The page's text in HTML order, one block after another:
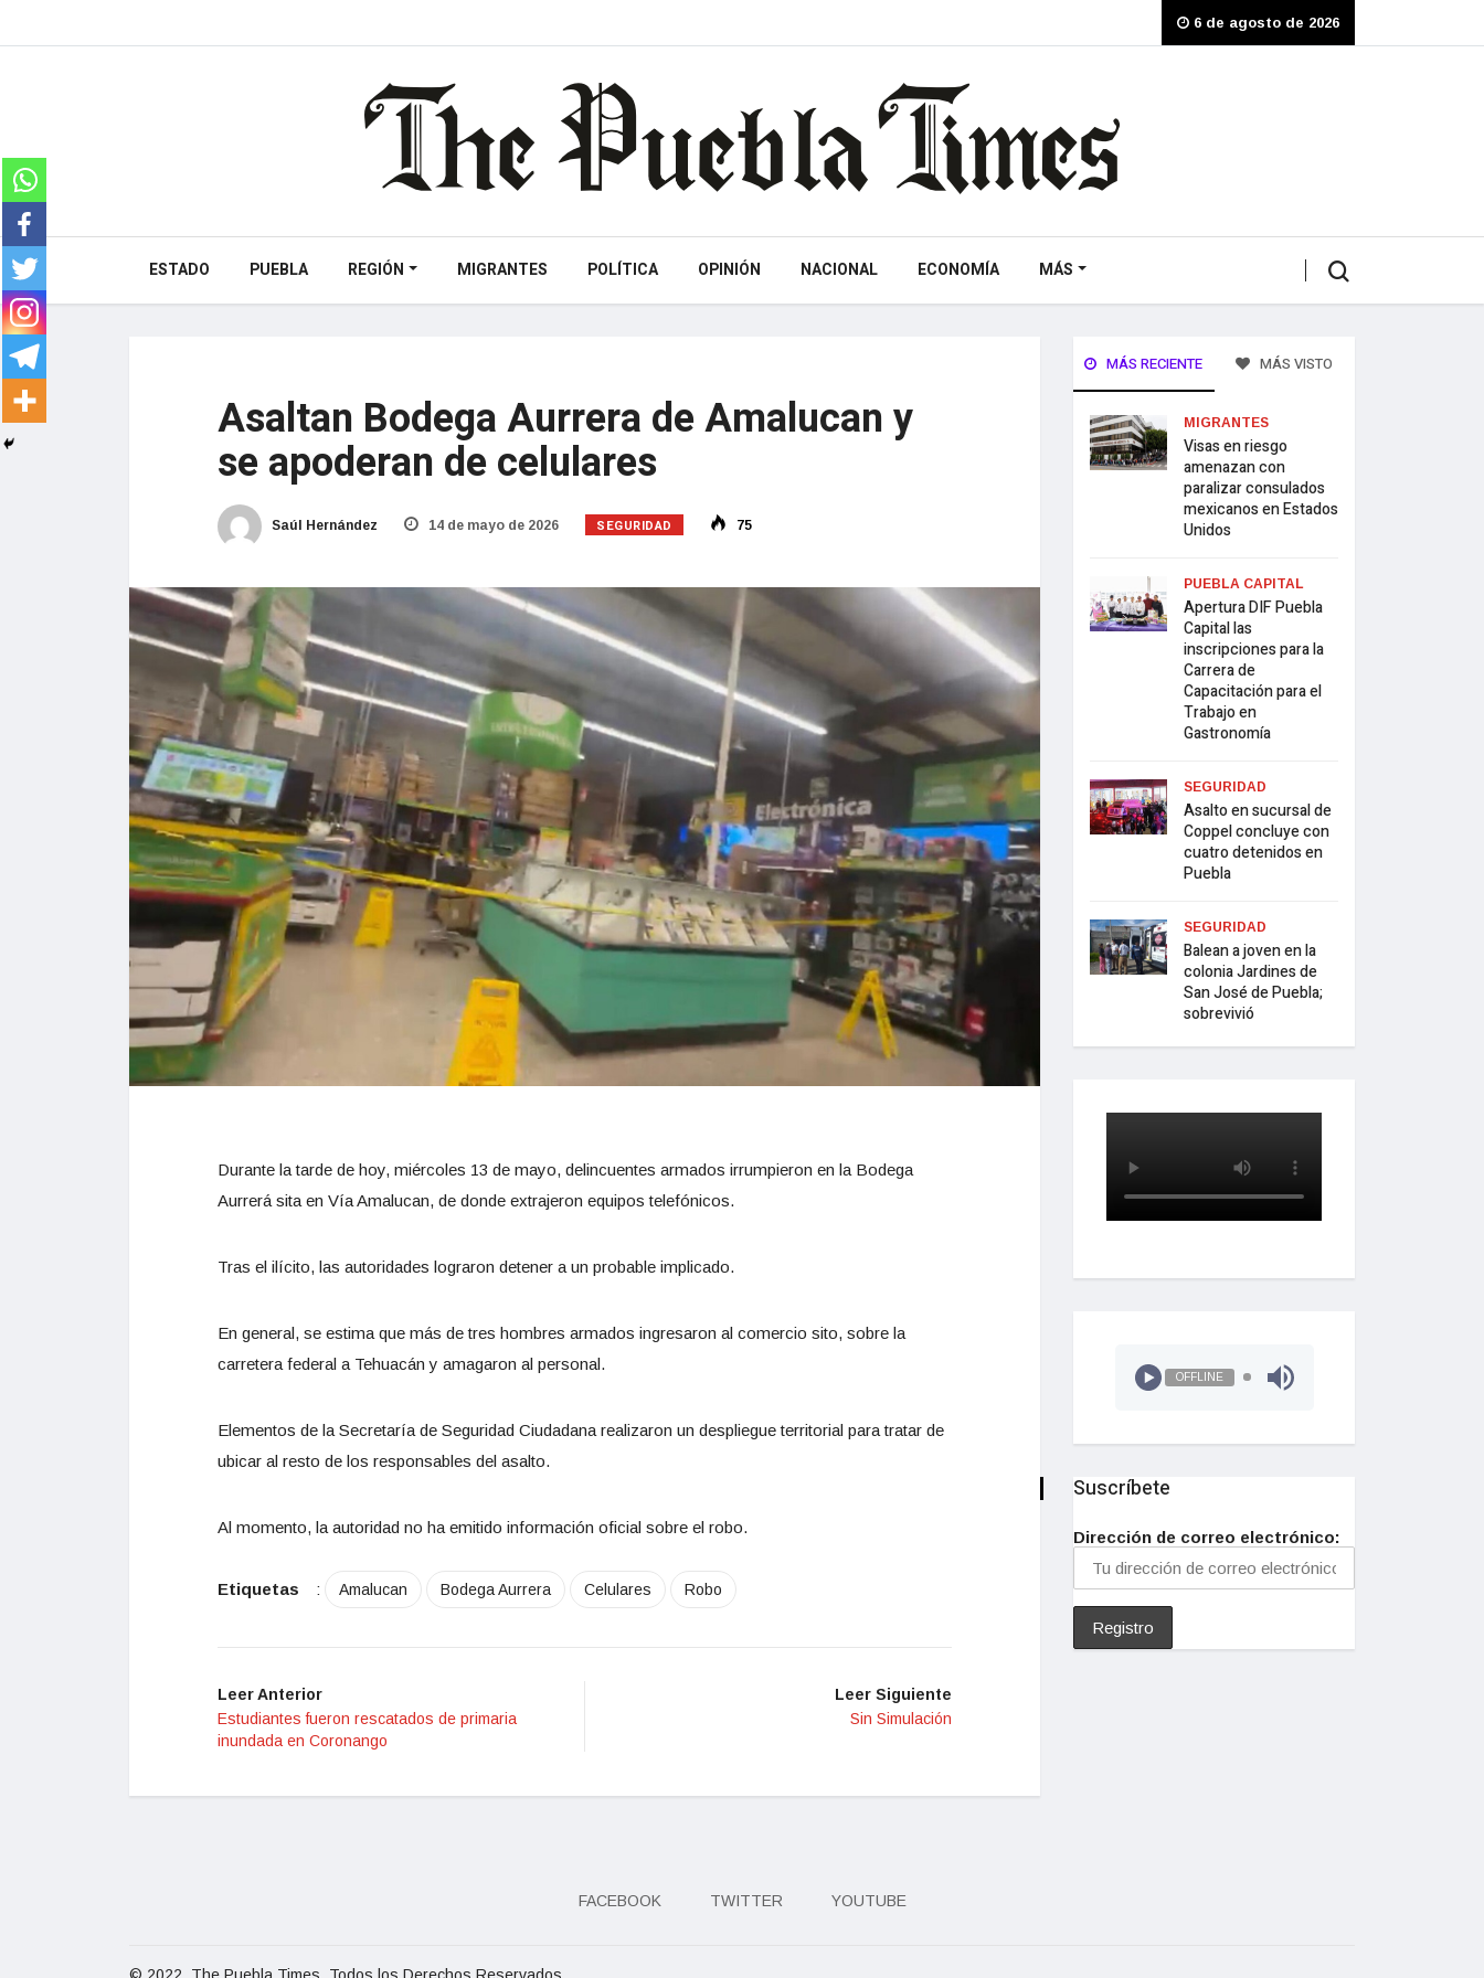
6 de agosto de 2026
ESTADO PUEBLA REGIÓN MIGRANTES POLÍTICA OPINIÓN NACIONAL ECONOMÍA MÁS
Asaltan Bodega Aurrera de Amalucan y
se apoderan de celulares
Saúl Hernández 14 de mayo de 2026 SEGURIDAD 75
Durante la tarde de hoy, miércoles 13 de mayo, delincuentes armados irrumpieron en la Bodega
Aurrerá sita en Vía Amalucan, de donde extrajeron equipos telefónicos.
Tras el ilícito, las autoridades lograron detener a un probable implicado.
En general, se estima que más de tres hombres armados ingresaron al comercio sito, sobre la
carretera federal a Tehuacán y amagaron al personal.
Elementos de la Secretaría de Seguridad Ciudadana realizaron un despliegue territorial para tratar de
ubicar al resto de los responsables del asalto.
Al momento, la autoridad no ha emitido información oficial sobre el robo.
Etiquetas : Amalucan Bodega Aurrera Celulares Robo
Leer Anterior
Estudiantes fueron rescatados de primaria
inundada en Coronango
Leer Siguiente
Sin Simulación
MÁS RECIENTE MÁS VISTO
MIGRANTES
Visas en riesgo
amenazan con
paralizar consulados
mexicanos en Estados
Unidos
PUEBLA CAPITAL
Apertura DIF Puebla
Capital las
inscripciones para la
Carrera de
Capacitación para el
Trabajo en
Gastronomía
SEGURIDAD
Asalto en sucursal de
Coppel concluye con
cuatro detenidos en
Puebla
SEGURIDAD
Balean a joven en la
colonia Jardines de
San José de Puebla;
sobrevivió
OFFLINE
Suscríbete
Dirección de correo electrónico:
FACEBOOK TWITTER YOUTUBE